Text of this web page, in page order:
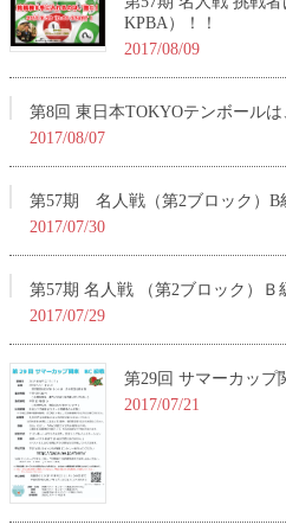
KPBA）！！
2017/08/09
第8回 東日本TOKYOテンボール
2017/08/07
第57期 名人戦（第2ブロック）B
2017/07/30
第57期 名人戦 （第2ブロック）Ｂ
2017/07/29
第29回 サマーカップ
2017/07/21